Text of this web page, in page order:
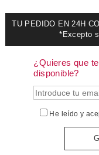
TU PEDIDO EN 24H
*Excepto
¿Quieres que
disponible?
He leído y